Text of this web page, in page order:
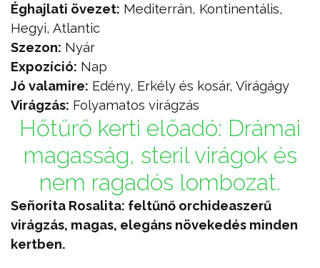
Éghajlati övezet: Mediterrán, Kontinentális,
Hegyi, Atlantic
Szezon: Nyár
Expozíció: Nap
Jó valamire: Edény, Erkély és kosár, Virágágy
Virágzás: Folyamatos virágzás
Hőtűrő kerti előadó: Drámai
magasság, steril virágok és
nem ragadós lombozat.
Señorita Rosalita: feltűnő orchideaszerű
virágzás, magas, elegáns növekedés minden
kertben.